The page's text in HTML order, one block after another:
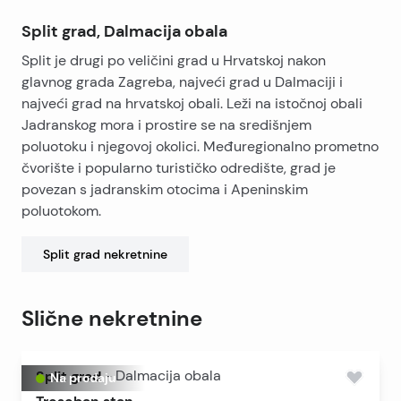
Split grad, Dalmacija obala
Split je drugi po veličini grad u Hrvatskoj nakon
glavnog grada Zagreba, najveći grad u Dalmaciji i
najveći grad na hrvatskoj obali. Leži na istočnoj obali
Jadranskog mora i prostire se na središnjem
poluotoku i njegovoj okolici. Međuregionalno prometno
čvorište i popularno turističko odredište, grad je
povezan s jadranskim otocima i Apeninskim
poluotokom.
Split grad nekretnine
Slične nekretnine
Na prodaju
Split grad - Dalmacija obala